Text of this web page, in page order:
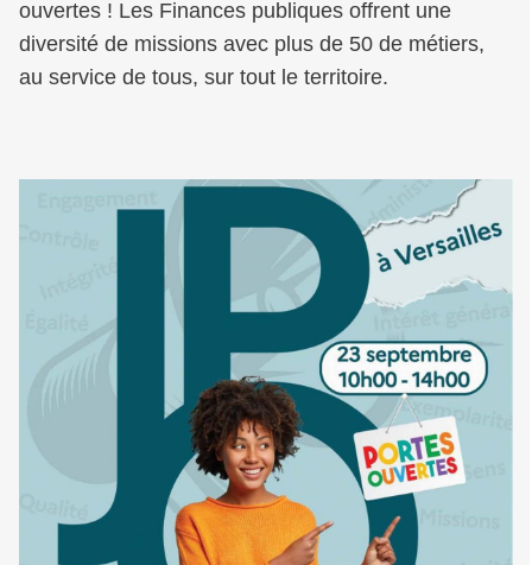
ouvertes ! Les Finances publiques offrent une
diversité de missions avec plus de 50 de métiers,
au service de tous, sur tout le territoire.